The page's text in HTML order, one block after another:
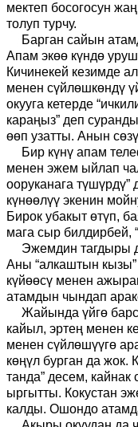
мектеп босогосун
толуп турчу.
Барган сайын
Апам экөө күндө
Кичинекей кезимде
менен сүйлөшкөндү
окууга кетерде
караңыз” деп
өөп узатты. Анын
Бир күнү апам
менен эжем ыйлап
ооруканага
күнөөлүү экенин
Бирок убакыт өтүп,
мага сыр билдирбей,
Эжемдин тагдыры
Аны “алкаштын
күйөөсү менен
атамдын чындап а
Жайында үйгө
кайыл, эртең менен
менен сүйлөшүүгө
көңүл бурган да жок.
танда” десем, кайнак
ыргытты. Кокустан
калды. Ошондо